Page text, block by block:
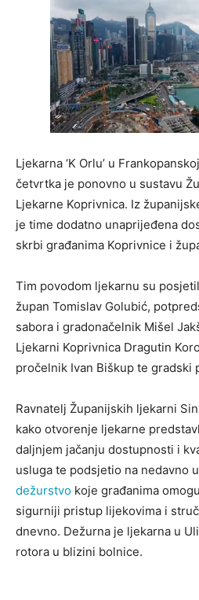
Ljekarna ‘K Orlu’ u
četvrtka je ponovno u sustavu
Ljekarne Koprivnica. Iz
je time dodatno unaprijeđena
skrbi građanima Koprivnice i
Tim povodom ljekarnu su
župan Tomislav Golubić,
sabora i gradonačelnik Mišel
Ljekarni Koprivnica Dragutin
pročelnik Ivan Biškup te gradski
Ravnatelj Županijskih ljekarni
kako otvorenje ljekarne
daljnjem jačanju dostupnosti i
usluga te podsjetio na nedavno
dežurstvo koje građanima
sigurniji pristup lijekovima i
dnevno. Dežurna je ljekarna u
rotora u blizini bolnice.